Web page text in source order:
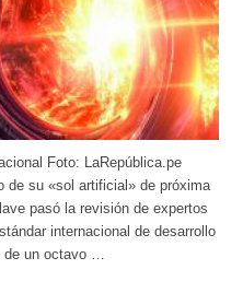
Foto: LaRepública.pe
de su «sol artificial» de próxima
pasó la revisión de expertos
internacional de desarrollo
de un octavo …